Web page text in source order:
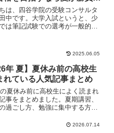
夏
は、四谷学院の受験コンサルタ
中です。大学入試というと、少
は筆記試験での選考が一般的で
2025.06.05
年 夏】夏休み前の高校生
れている人気記事まとめ
夏休み前に高校生によく読まれ
事をまとめました。夏期講習、
過ごし方、勉強に集中する方法
2026.07.14